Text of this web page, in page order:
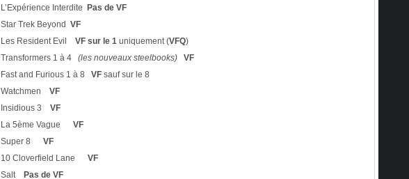
L’Expérience Interdite
Pas de VF
Star Trek Beyond VF
Les Resident Evil VF sur le 1 uniquement (VFQ)
Transformers 1 à 4 (les nouveaux steelbooks)
VF
Fast and Furious 1 à 8 VF sauf sur le 8
Watchmen
VF
Insidious 3 VF
La 5ème Vague VF
Super 8 VF
10 Cloverfield Lane VF
Salt
Pas de VF